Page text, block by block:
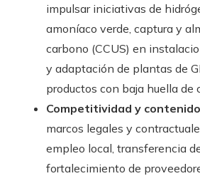
impulsar iniciativas de
amoníaco verde, captura y
carbono (CCUS) en
y adaptación de plantas de
productos con baja huella de
Competitividad y
marcos legales y
empleo local, transferencia
fortalecimiento de